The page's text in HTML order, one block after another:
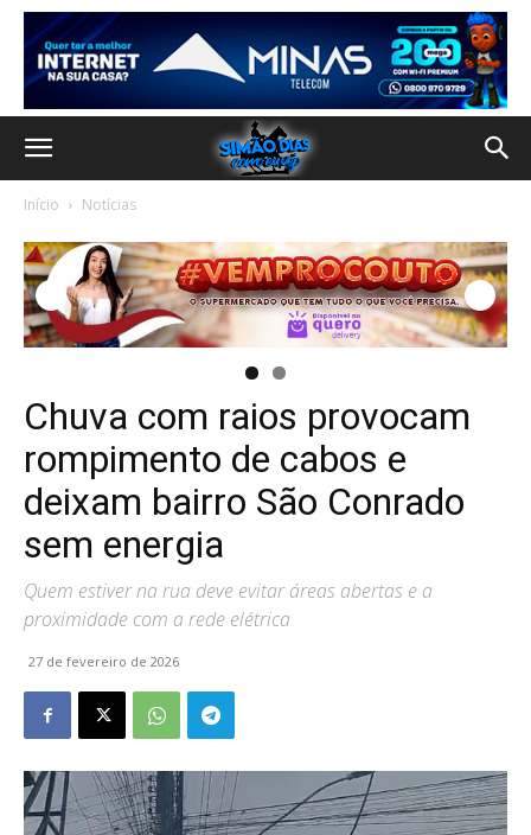
Início Notícias
Chuva com raios provocam
rompimento de cabos e
deixam bairro São Conrado
sem energia
Quem estiver na rua deve evitar áreas abertas e a
proximidade com a rede elétrica
27 de fevereiro de 2026